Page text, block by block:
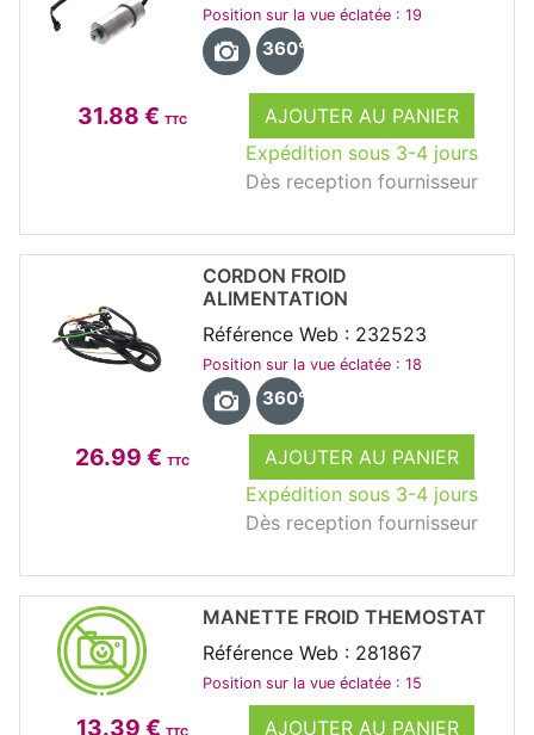
31.88 € TTC
AJOUTER AU PANIER
Expédition sous 3-4 jours
Dès reception fournisseur
Position sur la vue éclatée : 19
360°
26.99 € TTC
AJOUTER AU PANIER
Expédition sous 3-4 jours
Dès reception fournisseur
CORDON FROID
ALIMENTATION
Référence Web : 232523
Position sur la vue éclatée : 18
360°
13.39 € TTC AJOUTER AU PANIER
MANETTE FROID THEMOSTAT
Référence Web : 281867
Position sur la vue éclatée : 15